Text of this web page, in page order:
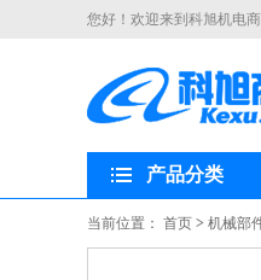
您好！欢迎来到科旭机电
产品分类
当前位置： 首页 > 机械部